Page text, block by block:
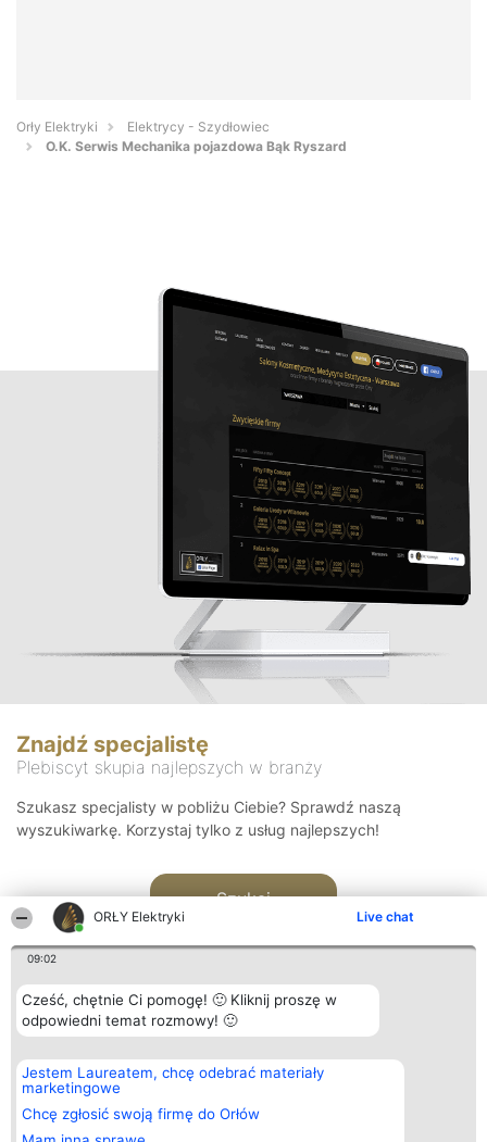
ORŁY Elektryki Live chat
09:02
Cześć, chętnie Ci pomogę! 🙂 Kliknij proszę w
odpowiedni temat rozmowy! 🙂
Jestem Laureatem, chcę odebrać materiały
marketingowe
Chcę zgłosić swoją firmę do Orłów
Orły Elektryki
Elektrycy - Szydłowiec
O.K. Serwis Mechanika pojazdowa Bąk Ryszard
Znajdź specjalistę
Plebiscyt skupia najlepszych w branży
Szukasz specjalisty w pobliżu Ciebie? Sprawdź naszą
wyszukiwarkę. Korzystaj tylko z usług najlepszych!
Szukaj
Organizator plebiscytu
Bright Side Solutions sp. z o.
o. sp. k.
ul. Ruska 22
Wrocław 50-079
KRS 0000749100 | Regon
Plebiscyt
Laureaci
wszystkich
Laureatów
Kontakt
Kontakt